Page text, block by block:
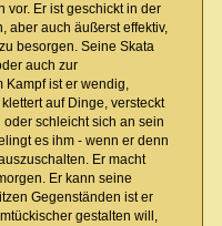
vor. Er ist geschickt in der
aber auch äußerst effektiv,
besorgen. Seine Skata
auch zur
Kampf ist er wendig,
auf Dinge, versteckt
schleicht sich an sein
es ihm - wenn er denn
Er macht
Er kann seine
Gegenständen ist er
gestalten will,